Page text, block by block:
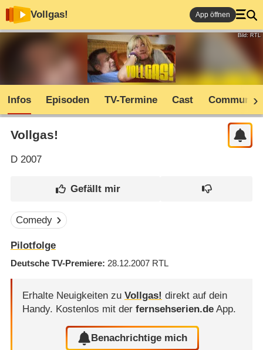
Vollgas! App öffnen
Bild: RTL
Infos Episoden TV-Termine Cast Community
Vollgas!
D2007
Comedy
Pilotfolge
Deutsche TV-Premiere 28.12.2007 RTL
Erhalte Neuigkeiten zu Vollgas! direkt auf dein
Handy. Kostenlos mit der fernsehserien.deApp.
Benachrichtige mich